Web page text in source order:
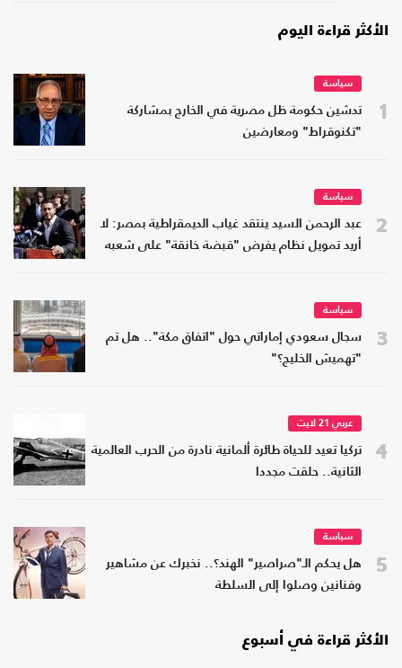
الأكثر قراءة اليوم
1
سياسة
تدشين حكومة ظل مصرية في الخارج بمشاركة
"تكنوقراط" ومعارضين
2
سياسة
عبد الرحمن السيد ينتقد غياب الديمقراطية بمصر: لا
أريد تمويل نظام يفرض "قبضة خانقة" على شعبه
3
سياسة
سجال سعودي إماراتي حول "اتفاق مكة".. هل تم
"تهميش الخليج؟"
4
عربي 21 لايت
تركيا تعيد للحياة طائرة ألمانية نادرة من الحرب العالمية
الثانية.. حلقت مجددا
5
سياسة
هل يحكم الـ"صراصير" الهند؟.. نخبرك عن مشاهير
وفنانين وصلوا إلى السلطة
الأكثر قراءة في أسبوع